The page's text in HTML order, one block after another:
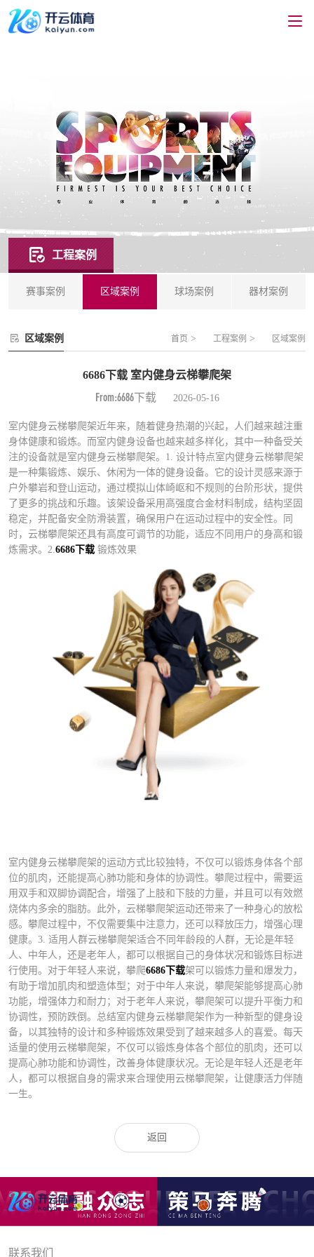
工程案例
赛事案例 区域案例 球场案例 器材案例
区域案例 首页 > 工程案例 > 区域案例
6686下载 室内健身云梯攀爬架
From:6686下载 2026-05-16
室内健身云梯攀爬架近年来，随着健身热潮的兴起，人们越来越注重
身体健康和锻炼。而室内健身设备也越来越多样化，其中一种备受关
注的设备就是室内健身云梯攀爬架。1. 设计特点室内健身云梯攀爬架
是一种集锻炼、娱乐、休闲为一体的健身设备。它的设计灵感来源于
户外攀岩和登山运动，通过模拟山体崎岖和不规则的台阶形状，提供
了更多的挑战和乐趣。该架设备采用高强度合金材料制成，结构坚固
稳定，并配备安全防滑装置，确保用户在运动过程中的安全性。同
时，云梯攀爬架还具有高度可调节的功能，适应不同用户的身高和锻
炼需求。2. 6686下载 锻炼效果
室内健身云梯攀爬架的运动方式比较独特，不仅可以锻炼身体各个部
位的肌肉，还能提高心肺功能和身体的协调性。攀爬过程中，需要运
用双手和双脚协调配合，增强了上肢和下肢的力量，并且可以有效燃
烧体内多余的脂肪。此外，云梯攀爬架运动还带来了一种身心的放松
感。攀爬过程中，不仅需要集中注意力，还可以释放压力，增强心理
健康。3. 适用人群云梯攀爬架适合不同年龄段的人群，无论是年轻
人、中年人，还是老年人，都可以根据自己的身体状况和锻炼目标进
行使用。对于年轻人来说，攀爬6686下载架可以锻炼力量和爆发力，
有助于增加肌肉和塑造体型；对于中年人来说，攀爬架能够提高心肺
功能，增强体力和耐力；对于老年人来说，攀爬架可以提升平衡力和
协调性，预防跌倒。总结室内健身云梯攀爬架作为一种新型的健身设
备，以其独特的设计和多种锻炼效果受到了越来越多人的喜爱。每天
适量的使用云梯攀爬架，不仅可以锻炼身体各个部位的肌肉，还可以
提高心肺功能和协调性，改善身体健康状况。无论是年轻人还是老年
人，都可以根据自身的需求来合理使用云梯攀爬架，让健康活力伴随
一生。
返回
联系我们